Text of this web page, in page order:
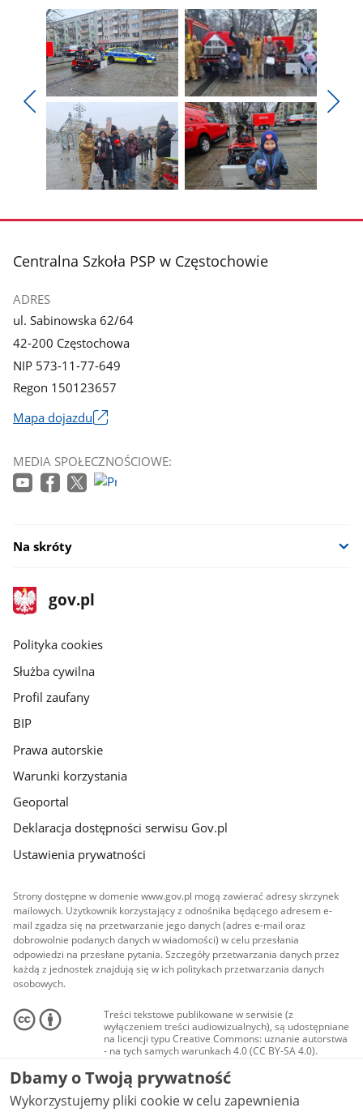
Pokaż
poprzednie
zdjęcia
Pokaż
zdjęcie
1
z
galerii.
Pokaż
zdjęcie
2
z
galerii.
zdjęcie
galerii.
zdjęcie
galerii.
stopka
Centralna Szkoła PSP w Częstochowie
ADRES
ul. Sabinowska 62/64
42-200 Częstochowa
NIP 573-11-77-649
Regon 150123657
Mapa dojazdu
się
w
MEDIA SPOŁECZNOŚCIOWE:
Na skróty
stopka
gov.pl
Strona
gov.pl
gov.pl
Polityka cookies
Służba cywilna
Profil zaufany
BIP
Prawa autorskie
Warunki korzystania
Geoportal
Deklaracja dostępności serwisu Gov.pl
Ustawienia prywatności
Strony dostępne w domenie www.gov.pl mogą zawierać adresy skrzynek
mailowych. Użytkownik korzystający z odnośnika będącego adresem e-
mail zgadza się na przetwarzanie jego danych (adres e-mail oraz
dobrowolnie podanych danych w wiadomości) w celu przesłania
odpowiedzi na przesłane pytania. Szczegóły przetwarzania danych przez
każdą z jednostek znajdują się w ich politykach przetwarzania danych
osobowych.
Treści tekstowe publikowane w serwisie (z
wyłączeniem treści audiowizualnych), są udostępniane
na licencji typu Creative Commons: uznanie autorstwa
- na tych samych warunkach 4.0 (CC BY-SA 4.0).
Materiały audiowizualne, w tym zdjęcia, materiały
audio i wideo, są udostępniane na licencji typu
Creative Commons: uznanie autorstwa użycie
niekomercyjne - bez utworów zależnych 4.0 (CC BY-
Dbamy o Twoją prywatność
Wykorzystujemy pliki cookie w celu zapewnienia